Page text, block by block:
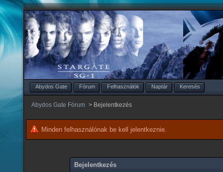
Abydos Gate Fórum Felhasználók Naptár Keresés
Abydos Gate Fórum > Bejelentkezés
Minden felhasználónak be kell jelentkeznie.
Bejelentkezés